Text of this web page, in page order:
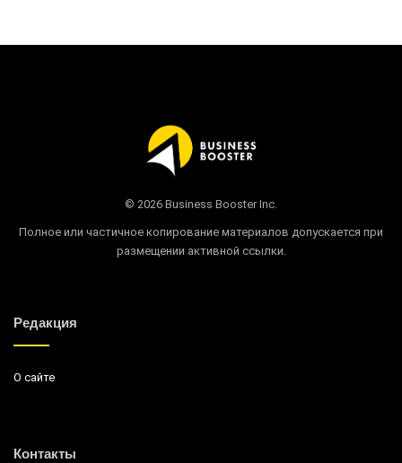
© 2026 Business Booster Inc.
Полное или частичное копирование материалов допускается при
размещении активной ссылки.
Редакция
О сайте
Контакты